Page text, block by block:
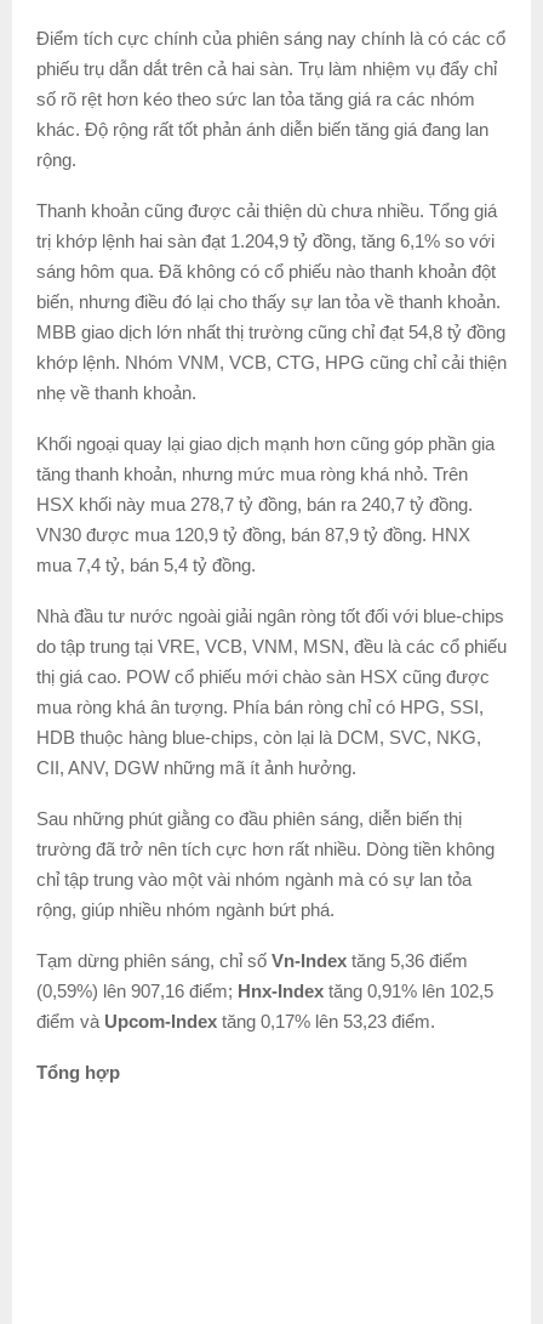
Điểm tích cực chính của phiên sáng nay chính là có các cổ
phiếu trụ dẫn dắt trên cả hai sàn. Trụ làm nhiệm vụ đẩy chỉ
số rõ rệt hơn kéo theo sức lan tỏa tăng giá ra các nhóm
khác. Độ rộng rất tốt phản ánh diễn biến tăng giá đang lan
rộng.
Thanh khoản cũng được cải thiện dù chưa nhiều. Tổng giá
trị khớp lệnh hai sàn đạt 1.204,9 tỷ đồng, tăng 6,1% so với
sáng hôm qua. Đã không có cổ phiếu nào thanh khoản đột
biến, nhưng điều đó lại cho thấy sự lan tỏa về thanh khoản.
MBB giao dịch lớn nhất thị trường cũng chỉ đạt 54,8 tỷ đồng
khớp lệnh. Nhóm VNM, VCB, CTG, HPG cũng chỉ cải thiện
nhẹ về thanh khoản.
Khối ngoại quay lại giao dịch mạnh hơn cũng góp phần gia
tăng thanh khoản, nhưng mức mua ròng khá nhỏ. Trên
HSX khối này mua 278,7 tỷ đồng, bán ra 240,7 tỷ đồng.
VN30 được mua 120,9 tỷ đồng, bán 87,9 tỷ đồng. HNX
mua 7,4 tỷ, bán 5,4 tỷ đồng.
Nhà đầu tư nước ngoài giải ngân ròng tốt đối với blue-chips
do tập trung tại VRE, VCB, VNM, MSN, đều là các cổ phiếu
thị giá cao. POW cổ phiếu mới chào sàn HSX cũng được
mua ròng khá ân tượng. Phía bán ròng chỉ có HPG, SSI,
HDB thuộc hàng blue-chips, còn lại là DCM, SVC, NKG,
CII, ANV, DGW những mã ít ảnh hưởng.
Sau những phút giằng co đầu phiên sáng, diễn biến thị
trường đã trở nên tích cực hơn rất nhiều. Dòng tiền không
chỉ tập trung vào một vài nhóm ngành mà có sự lan tỏa
rộng, giúp nhiều nhóm ngành bứt phá.
Tạm dừng phiên sáng, chỉ số Vn-Index tăng 5,36 điểm
(0,59%) lên 907,16 điểm; Hnx-Index tăng 0,91% lên 102,5
điểm và Upcom-Index tăng 0,17% lên 53,23 điểm.
Tổng hợp